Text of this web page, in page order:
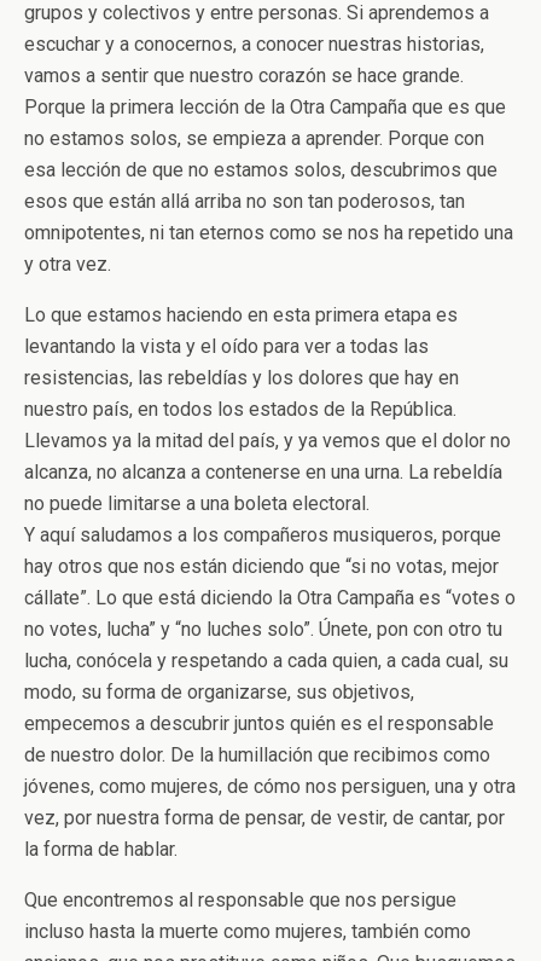
grupos y colectivos y entre personas. Si aprendemos a
escuchar y a conocernos, a conocer nuestras historias,
vamos a sentir que nuestro corazón se hace grande.
Porque la primera lección de la Otra Campaña que es que
no estamos solos, se empieza a aprender. Porque con
esa lección de que no estamos solos, descubrimos que
esos que están allá arriba no son tan poderosos, tan
omnipotentes, ni tan eternos como se nos ha repetido una
y otra vez.
Lo que estamos haciendo en esta primera etapa es
levantando la vista y el oído para ver a todas las
resistencias, las rebeldías y los dolores que hay en
nuestro país, en todos los estados de la República.
Llevamos ya la mitad del país, y ya vemos que el dolor no
alcanza, no alcanza a contenerse en una urna. La rebeldía
no puede limitarse a una boleta electoral.
Y aquí saludamos a los compañeros musiqueros, porque
hay otros que nos están diciendo que “si no votas, mejor
cállate”. Lo que está diciendo la Otra Campaña es “votes o
no votes, lucha” y “no luches solo”. Únete, pon con otro tu
lucha, conócela y respetando a cada quien, a cada cual, su
modo, su forma de organizarse, sus objetivos,
empecemos a descubrir juntos quién es el responsable
de nuestro dolor. De la humillación que recibimos como
jóvenes, como mujeres, de cómo nos persiguen, una y otra
vez, por nuestra forma de pensar, de vestir, de cantar, por
la forma de hablar.
Que encontremos al responsable que nos persigue
incluso hasta la muerte como mujeres, también como